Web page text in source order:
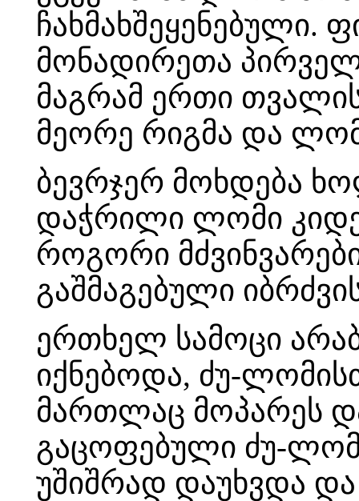
მონადირეთა
მაგრამ ერთი
მეორე რიგმა და
ბევრჯერ მოხდება
დაჭრილი ლომი
როგორი
გაშმაგებული
ერთხელ სამოცი
იქნებოდა, ძუ-
მართლაც მოპარეს
გაცოფებული ძუ-
უშიშრად დაუხვდა